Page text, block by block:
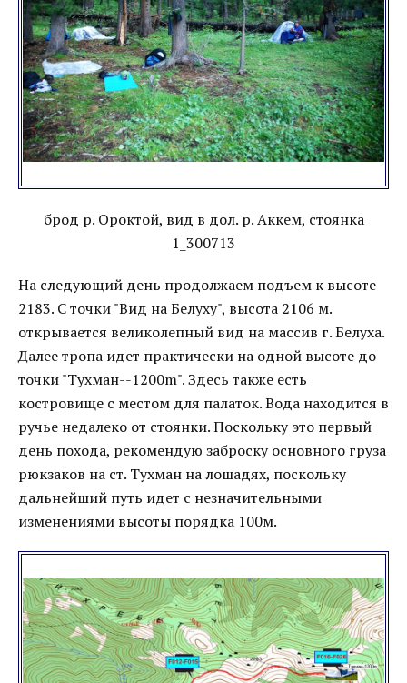
брод р. Ороктой, вид в дол. р. Аккем, стоянка
1_300713
На следующий день продолжаем подъем к высоте
2183. С точки "Вид на Белуху", высота 2106 м.
открывается великолепный вид на массив г. Белуха.
Далее тропа идет практически на одной высоте до
точки "Тухман--1200m". Здесь также есть
костровище с местом для палаток. Вода находится в
ручье недалеко от стоянки. Поскольку это первый
день похода, рекомендую заброску основного груза
рюкзаков на ст. Тухман на лошадях, поскольку
дальнейший путь идет с незначительными
изменениями высоты порядка 100м.